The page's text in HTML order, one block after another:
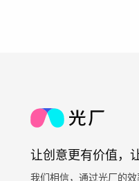
让创意更有价值，
我们相信，通过光厂的